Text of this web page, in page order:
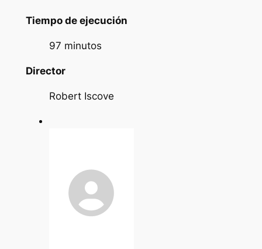
Tiempo de ejecución
97 minutos
Director
Robert Iscove